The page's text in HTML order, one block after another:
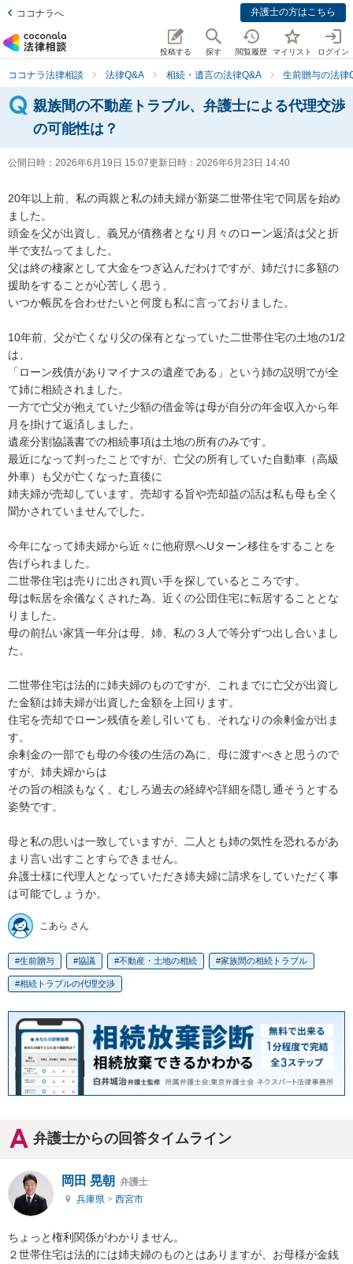
ココナラへ 弁護士の方はこちら
投稿する 探す 閲覧履歴 マイリスト ログイン
ココナラ法律相談 法律Q&A 相続・遺言の法律Q&A 生前贈与の法律
親族間の不動産トラブル、弁護士による代理交渉
の可能性は？
公開日時： 2026年6月19日 15:07更新日時： 2026年6月23日 14:40
20年以上前、私の両親と私の姉夫婦が新築二世帯住宅で同居を始め
ました。
頭金を父が出資し、義兄が債務者となり月々のローン返済は父と折
半で支払ってました。
父は終の棲家として大金をつぎ込んだわけですが、姉だけに多額の
援助をすることが心苦しく思う、
いつか帳尻を合わせたいと何度も私に言っておりました。
10年前、父が亡くなり父の保有となっていた二世帯住宅の土地の1/2
は、
「ローン残債がありマイナスの遺産である」という姉の説明でが全
て姉に相続されました。
一方で亡父が抱えていた少額の借金等は母が自分の年金収入から年
月を掛けて返済しました。
遺産分割協議書での相続事項は土地の所有のみです。
最近になって判ったことですが、亡父の所有していた自動車（高級
外車）も父が亡くなった直後に
姉夫婦が売却しています。売却する旨や売却益の話は私も母も全く
聞かされていませんでした。
今年になって姉夫婦から近々に他府県へUターン移住をすることを
告げられました。
二世帯住宅は売りに出され買い手を探しているところです。
母は転居を余儀なくされた為、近くの公団住宅に転居することとな
りました。
母の前払い家賃一年分は母、姉、私の３人で等分ずつ出し合いまし
た。
二世帯住宅は法的に姉夫婦のものですが、これまでに亡父が出資し
た金額は姉夫婦が出資した金額を上回ります。
住宅を売却でローン残債を差し引いても、それなりの余剰金が出ま
す。
余剰金の一部でも母の今後の生活の為に、母に渡すべきと思うので
すが、姉夫婦からは
その旨の相談もなく、むしろ過去の経緯や詳細を隠し通そうとする
姿勢です。
母と私の思いは一致していますが、二人とも姉の気性を恐れるがあ
まり言い出すことすらできません。
弁護士様に代理人となっていただき姉夫婦に請求をしていただく事
は可能でしょうか。
こあら さん
生前贈与 協議 不動産・土地の相続 家族間の相続トラブル
相続トラブルの代理交渉
弁護士からの回答タイムライン
岡田 晃朝 弁護士
兵庫県 > 西宮市
ちょっと権利関係がわかりません。
２世帯住宅は法的には姉夫婦のものとはありますが、お母様が金銭